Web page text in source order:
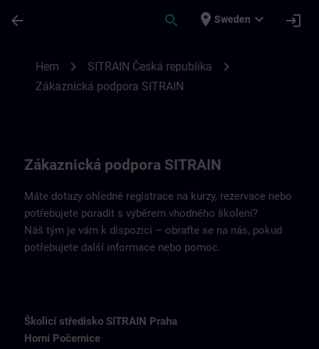
arrow_back search place Sweden expand_more login
Hem chevron_right SITRAIN Česká republika chevron_right
Zákaznická podpora SITRAIN
Zákaznická podpora SITRAIN
Máte dotazy ohledně registrace na kurzy, rezervace nebo
potřebujete poradit s výběrem vhodného školení?
Náš tým je vám k dispozici – obraťte se na nás, pokud
potřebujete další informace nebo pomoc.
Školicí středisko SITRAIN Praha
Horní Počernice